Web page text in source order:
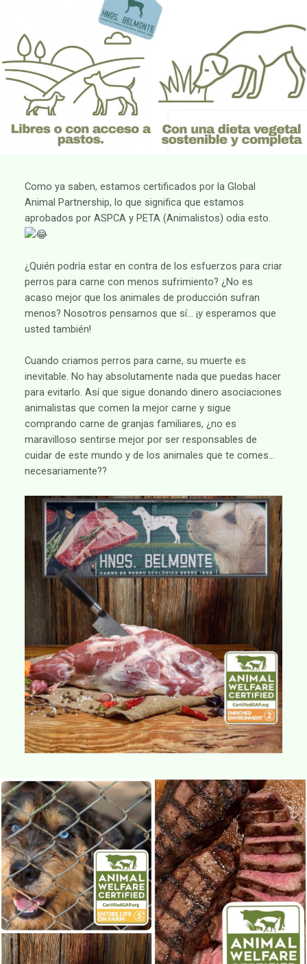
Como ya saben, estamos certificados por la Global
Animal Partnership, lo que significa que estamos
aprobados por ASPCA y PETA (Animalistos) odia esto.
¿Quién podría estar en contra de los esfuerzos para criar
perros para carne con menos sufrimiento? ¿No es
acaso mejor que los animales de producción sufran
menos? Nosotros pensamos que sí… ¡y esperamos que
usted también!
Cuando criamos perros para carne, su muerte es
inevitable. No hay absolutamente nada que puedas hacer
para evitarlo. Así que sigue donando dinero asociaciones
animalistas que comen la mejor carne y sigue
comprando carne de granjas familiares, ¿no es
maravilloso sentirse mejor por ser responsables de
cuidar de este mundo y de los animales que te comes…
necesariamente??